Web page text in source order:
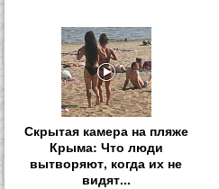
Скрытая камера на пляже
Крыма: Что люди
вытворяют, когда их не
видят...